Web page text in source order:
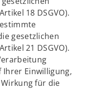
18 DSGVO).
gesetzlichen
21 DSGVO).
Einwilligung,
für die